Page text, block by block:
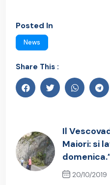
Posted In
News
Share This :
Il
Maiori: si
20/10/2019